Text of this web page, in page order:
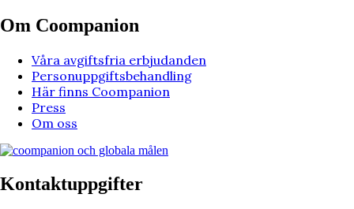
Om Coompanion
Våra avgiftsfria erbjudanden
Personuppgiftsbehandling
Här finns Coompanion
Press
Om oss
Kontaktuppgifter